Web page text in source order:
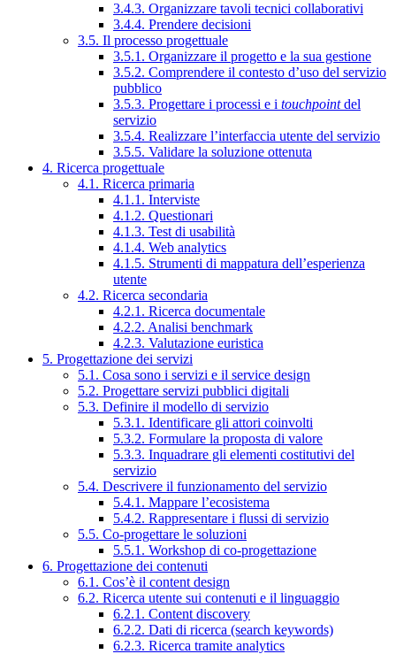
3.4.3. Organizzare tavoli tecnici collaborativi
3.4.4. Prendere decisioni
3.5. Il processo progettuale
3.5.1. Organizzare il progetto e la sua gestione
3.5.2. Comprendere il contesto d’uso del servizio
pubblico
3.5.3. Progettare i processi e i touchpointdel
servizio
3.5.4. Realizzare l’interfaccia utente del servizio
3.5.5. Validare la soluzione ottenuta
4. Ricerca progettuale
4.1. Ricerca primaria
4.1.1. Interviste
4.1.2. Questionari
4.1.3. Test di usabilità
4.1.4. Web analytics
4.1.5. Strumenti di mappatura dell’esperienza
utente
4.2. Ricerca secondaria
4.2.1. Ricerca documentale
4.2.2. Analisi benchmark
4.2.3. Valutazione euristica
5. Progettazione dei servizi
5.1. Cosa sono i servizi e il service design
5.2. Progettare servizi pubblici digitali
5.3. Definire il modello di servizio
5.3.1. Identificare gli attori coinvolti
5.3.2. Formulare la proposta di valore
5.3.3. Inquadrare gli elementi costitutivi del
servizio
5.4. Descrivere il funzionamento del servizio
5.4.1. Mappare l’ecosistema
5.4.2. Rappresentare i flussi di servizio
5.5. Co-progettare le soluzioni
5.5.1. Workshop di co-progettazione
6. Progettazione dei contenuti
6.1. Cos’è il content design
6.2. Ricerca utente sui contenuti e il linguaggio
6.2.1. Content discovery
6.2.2. Dati di ricerca (search keywords)
6.2.3. Ricerca tramite analytics